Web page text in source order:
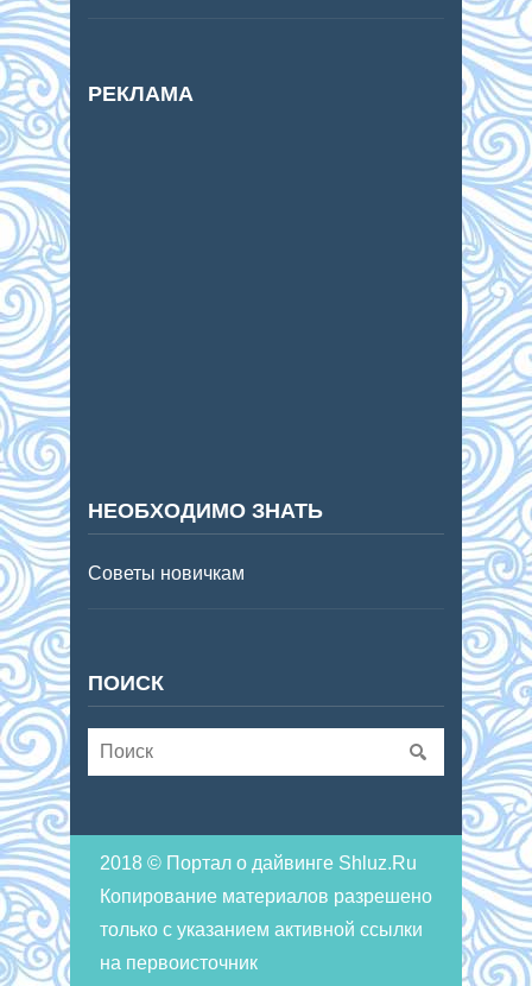
РЕКЛАМА
НЕОБХОДИМО ЗНАТЬ
Советы новичкам
ПОИСК
2018 © Портал о дайвинге Shluz.Ru
Копирование материалов разрешено
только с указанием активной ссылки
на первоисточник